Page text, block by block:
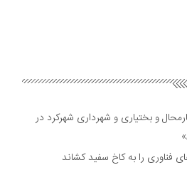
و بختیاری و شهرداری شهرکرد در
را به کاخ سفید کشاند